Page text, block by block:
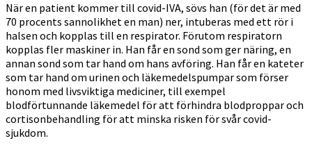
När en patient kommer till covid-IVA, sövs han (för det är med
70 procents sannolikhet en man) ner, intuberas med ett rör i
halsen och kopplas till en respirator. Förutom respiratorn
kopplas fler maskiner in. Han får en sond som ger näring, en
annan sond som tar hand om hans avföring. Han får en kateter
som tar hand om urinen och läkemedelspumpar som förser
honom med livsviktiga mediciner, till exempel
blodförtunnande läkemedel för att förhindra blodproppar och
cortisonbehandling för att minska risken för svår covid-
sjukdom.